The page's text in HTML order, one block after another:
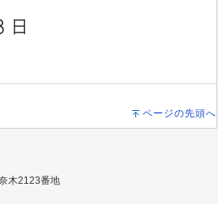
ページの先頭へ
木2123番地